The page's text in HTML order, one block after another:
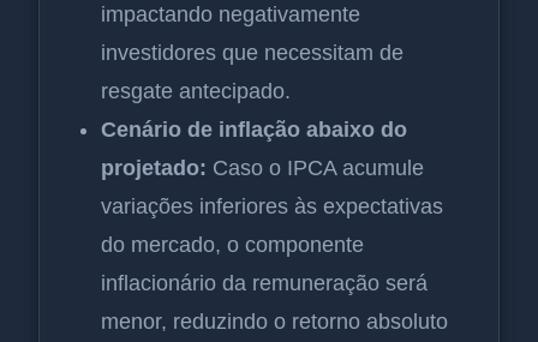
impactando negativamente
investidores que necessitam de
resgate antecipado.
Cenário de inflação abaixo do
projetado: Caso o IPCA acumule
variações inferiores às expectativas
do mercado, o componente
inflacionário da remuneração será
menor, reduzindo o retorno absoluto